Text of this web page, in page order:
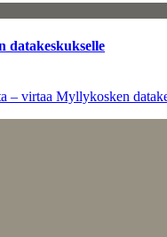
datakeskukselle
– virtaa Myllykosken